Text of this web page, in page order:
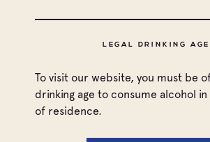
LEGAL DRINKING AGE
To visit our website, you must be
drinking age to consume alcohol
of residence.
Coteaux Varois en Provence